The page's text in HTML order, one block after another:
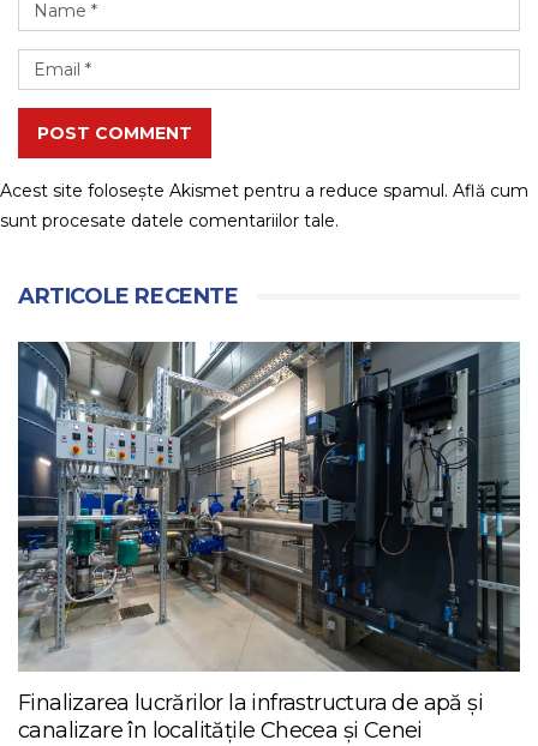
POST COMMENT
Acest site folosește Akismet pentru a reduce spamul. Află cum
sunt procesate datele comentariilor tale.
ARTICOLE RECENTE
Finalizarea lucrărilor la infrastructura de apă și
canalizare în localitățile Checea și Cenei